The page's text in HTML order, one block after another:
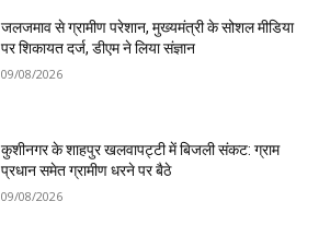
जलजमाव से ग्रामीण परेशान, मुख्यमंत्री के सोशल मीडिया
पर शिकायत दर्ज, डीएम ने लिया संज्ञान
09/08/2026
कुशीनगर के शाहपुर खलवापट्टी में बिजली संकट: ग्राम
प्रधान समेत ग्रामीण धरने पर बैठे
09/08/2026